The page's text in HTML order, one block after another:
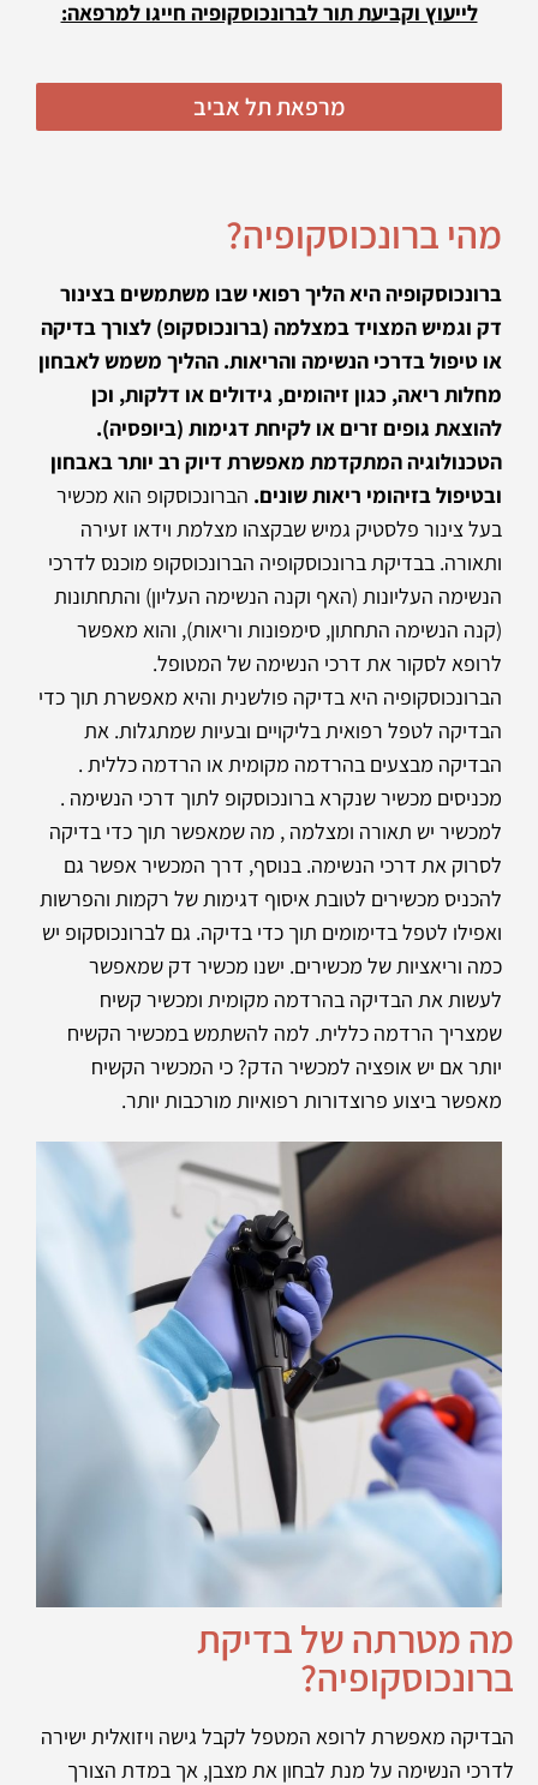
לייעוץ וקביעת תור לברונכוסקופיה חייגו למרפאה:
מרפאת תל אביב
מהי ברונכוסקופיה?
ברונכוסקופיה היא הליך רפואי שבו משתמשים בצינור
דק וגמיש המצויד במצלמה (ברונכוסקופ) לצורך בדיקה
או טיפול בדרכי הנשימה והריאות. ההליך משמש לאבחון
מחלות ריאה, כגון זיהומים, גידולים או דלקות, וכן
להוצאת גופים זרים או לקיחת דגימות (ביופסיה).
הטכנולוגיה המתקדמת מאפשרת דיוק רב יותר באבחון
ובטיפול בזיהומי ריאות שונים. הברונכוסקופ הוא מכשיר
בעל צינור פלסטיק גמיש שבקצהו מצלמת וידאו זעירה
ותאורה. בבדיקת ברונכוסקופיה הברונכוסקופ מוכנס לדרכי
הנשימה העליונות (האף וקנה הנשימה העליון) והתחתונות
(קנה הנשימה התחתון, סימפונות וריאות), והוא מאפשר
לרופא לסקור את דרכי הנשימה של המטופל.
הברונכוסקופיה היאבדיקה פולשנית והיא מאפשרת תוך כדי
הבדיקה לטפל רפואית בליקויים ובעיות שמתגלות. את
הבדיקה מבצעים בהרדמה מקומית או הרדמה כללית .
מכניסים מכשיר שנקרא ברונכוסקופ לתוך דרכי הנשימה .
למכשיר יש תאורה ומצלמה , מה שמאפשר תוך כדי בדיקה
לסרוק את דרכי הנשימה. בנוסף, דרך המכשיר אפשר גם
להכניס מכשירים לטובת איסוף דגימות של רקמות והפרשות
ואפילו לטפל בדימומים תוך כדי בדיקה. גם לברונכוסקופ יש
כמה וריאציות של מכשירים. ישנו מכשיר דק שמאפשר
לעשות את הבדיקה בהרדמה מקומית ומכשיר קשיח
שמצריך הרדמה כללית. למה להשתמש במכשיר הקשיח
יותר אם יש אופציה למכשיר הדק? כי המכשיר הקשיח
מאפשר ביצוע פרוצדורות רפואיות מורכבות יותר.
מה מטרתה של בדיקת
ברונכוסקופיה?
הבדיקה מאפשרת לרופא המטפל לקבל גישה ויזואלית ישירה
לדרכי הנשימה על מנת לבחון את מצבן, אך במדת הצורך